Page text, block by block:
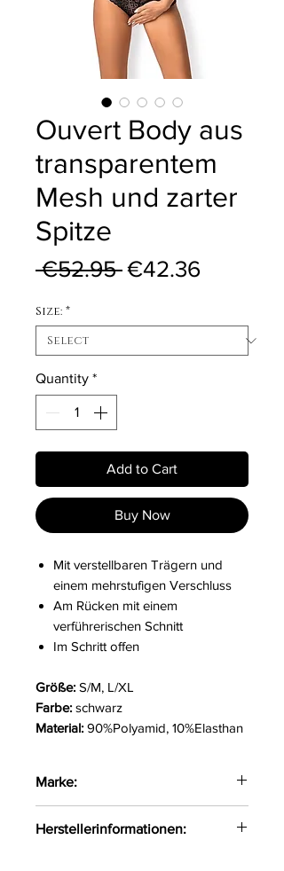
Ouvert Body aus
transparentem
Mesh und zarter
Spitze
€52.95 Regular Price
€42.36
Size: *
Quantity *
Add to Cart
Buy Now
Mit verstellbaren Trägern und
einem mehrstufigen Verschluss
Am Rücken mit einem
verführerischen Schnitt
Im Schritt offen
Größe: S/M, L/XL
Farbe: schwarz
Material: 90%Polyamid, 10%Elasthan
Marke:
Herstellerinformationen: